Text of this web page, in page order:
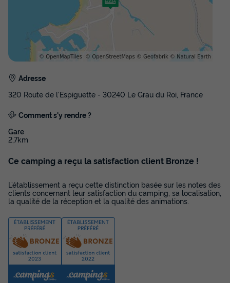
Chambres
2
Salle de bain
Terrasse couverte Animaux autorisés *
Cafetière
Congélateur
Réfrigérateur
+ 3
du19/09/2026au26/09/2026
Meilleur prix pour 7 nuits
Voir les disponibilités
Adresse
320 Route de l'Espiguette - 30240 Le Grau du Roi, France
Comment s'y rendre ?
Gare
2,7km
Ce camping a reçu la satisfaction client Bronze !
L’établissement a reçu cette distinction basée sur les notes des
clients concernant leur satisfaction du camping, sa localisation,
la qualité de la réception et la qualité des animations.